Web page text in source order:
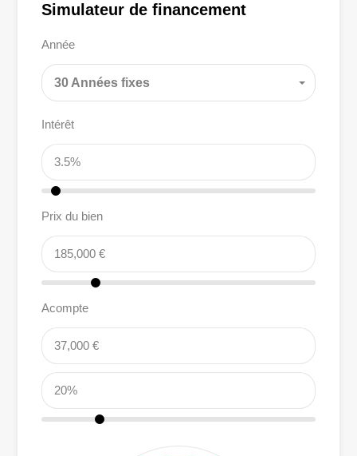
Simulateur de financement
Année
30 Années fixes
Intérêt
Prix du bien
Acompte